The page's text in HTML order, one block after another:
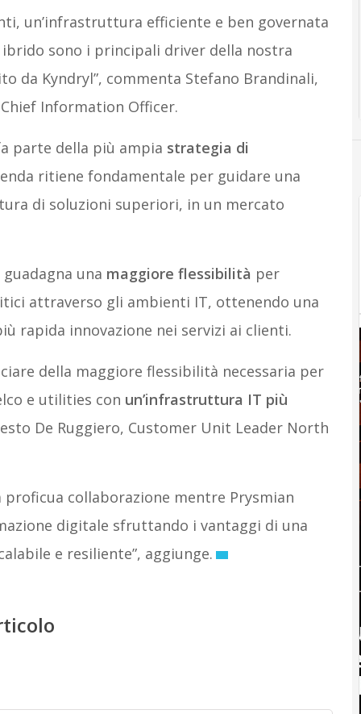
un’infrastruttura efficiente e ben governata
sono i principali driver della nostra
da Kyndryl”, commenta Stefano Brandinali,
Information Officer.
parte della più ampia strategia di
ritiene fondamentale per guidare una
di soluzioni superiori, in un mercato
una maggiore flessibilità per
attraverso gli ambienti IT, ottenendo una
rapida innovazione nei servizi ai clienti.
della maggiore flessibilità necessaria per
e utilities con un’infrastruttura IT più
De Ruggiero, Customer Unit Leader North
collaborazione mentre Prysmian
digitale sfruttando i vantaggi di una
e resiliente”, aggiunge.